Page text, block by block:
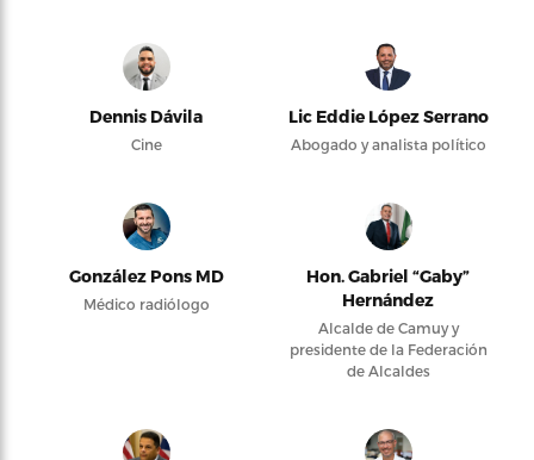
Dennis Dávila
Cine
Lic Eddie López Serrano
Abogado y analista político
González Pons MD
Médico radiólogo
Hon. Gabriel “Gaby”
Hernández
Alcalde de Camuy y
presidente de la Federación
de Alcaldes